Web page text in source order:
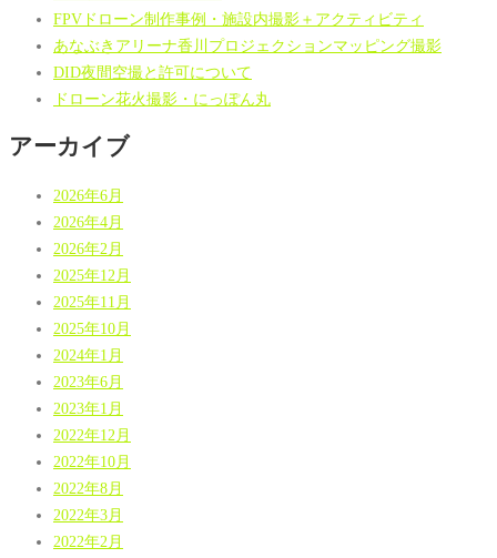
FPVドローン制作事例・施設内撮影＋アクティビティ
あなぶきアリーナ香川プロジェクションマッピング撮影
DID夜間空撮と許可について
ドローン花火撮影・にっぽん丸
アーカイブ
2026年6月
2026年4月
2026年2月
2025年12月
2025年11月
2025年10月
2024年1月
2023年6月
2023年1月
2022年12月
2022年10月
2022年8月
2022年3月
2022年2月